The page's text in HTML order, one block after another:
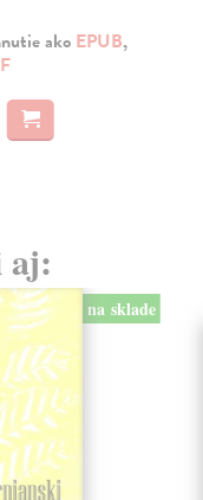
ako EPUB,
aj:
na sklade